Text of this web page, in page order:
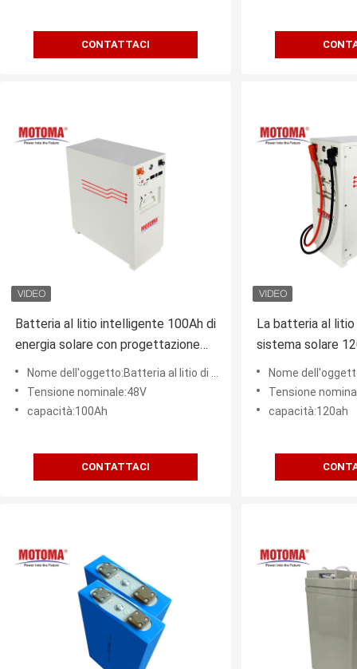
CONTATTACI
Batteria al litio intelligente 100Ah di
energia solare con progettazione
del SOC
Nome dell'oggetto:Batteria al litio di energia solare
Tensione nominale:48V
capacità:100Ah
CONTATTACI
La batteria al
sistema solare
approvato
Nome
Tensione
capacità:120ah